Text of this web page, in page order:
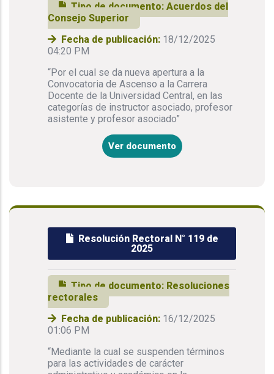
Tipo de documento: Acuerdos del
Consejo Superior
Fecha de publicación: 18/12/2025
04:20 PM
“Por el cual se da nueva apertura a la
Convocatoria de Ascenso a la Carrera
Docente de la Universidad Central, en las
categorías de instructor asociado, profesor
asistente y profesor asociado”
Ver documento
Resolución Rectoral N° 119 de
2025
Tipo de documento: Resoluciones
rectorales
Fecha de publicación: 16/12/2025
01:06 PM
“Mediante la cual se suspenden términos
para las actividades de carácter